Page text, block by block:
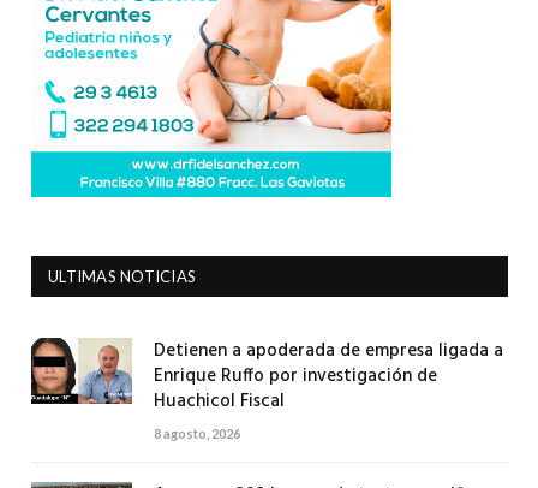
ULTIMAS NOTICIAS
Detienen a apoderada de empresa ligada a
Enrique Ruffo por investigación de
Huachicol Fiscal
8 agosto, 2026